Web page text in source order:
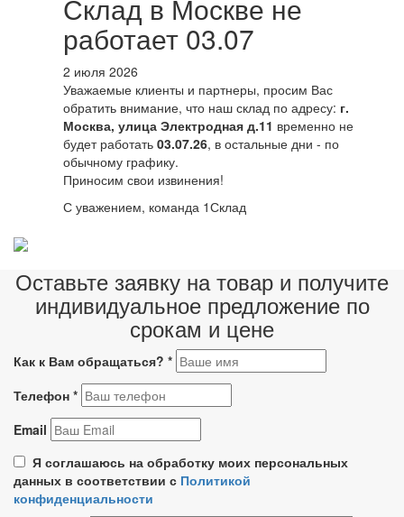
Склад в Москве не
работает 03.07
2 июля 2026
Уважаемые клиенты и партнеры, просим Вас
обратить внимание, что наш склад по адресу: г.
Москва, улица Электродная д.11 временно не
будет работать 03.07.26, в остальные дни - по
обычному графику.
Приносим свои извинения!
С уважением, команда 1Склад
Оставьте заявку на товар и получите
индивидуальное предложение по
срокам и цене
Как к Вам обращаться? *
Телефон *
Email
Я соглашаюсь на обработку моих персональных
данных в соответствии с Политикой
конфиденциальности